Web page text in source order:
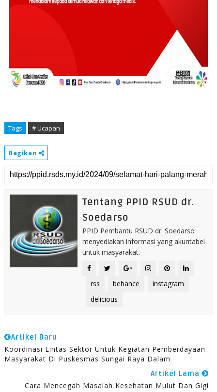
Tags # Ucapan
Bagikan
Tentang PPID RSUD dr.
Soedarso
PPID Pembantu RSUD dr. Soedarso
menyediakan informasi yang akuntabel
untuk masyarakat.
rss behance
instagram
delicious
Artikel Baru
Koordinasi Lintas Sektor Untuk Kegiatan Pemberdayaan
Masyarakat Di Puskesmas Sungai Raya Dalam
Artikel Lama
Cara Mencegah Masalah Kesehatan Mulut Dan Gigi